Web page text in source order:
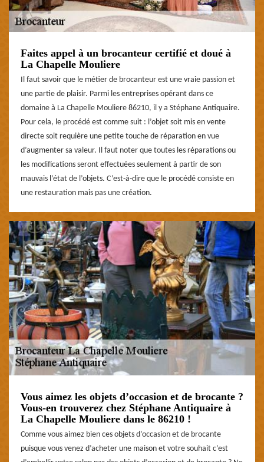
Faites appel à un brocanteur certifié et doué à
La Chapelle Mouliere
Il faut savoir que le métier de brocanteur est une vraie passion et
une partie de plaisir. Parmi les entreprises opérant dans ce
domaine à La Chapelle Mouliere 86210, il y a Stéphane Antiquaire.
Pour cela, le procédé est comme suit : l’objet soit mis en vente
directe soit requière une petite touche de réparation en vue
d’augmenter sa valeur. Il faut noter que toutes les réparations ou
les modifications seront effectuées seulement à partir de son
mauvais l’état de l’objets. C’est-à-dire que le procédé consiste en
une restauration mais pas une création.
Vous aimez les objets d’occasion et de brocante ?
Vous-en trouverez chez Stéphane Antiquaire à
La Chapelle Mouliere dans le 86210 !
Comme vous aimez bien ces objets d’occasion et de brocante
puisque vous venez d’acheter une maison et votre souhait c’est